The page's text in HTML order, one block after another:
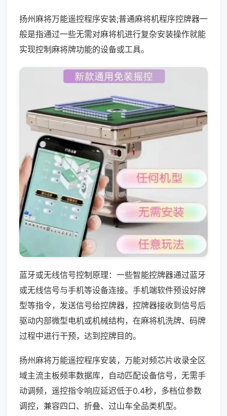
扬州麻将万能遥控程序安装;普通麻将机程序控牌器一
般是指通过一些无需对麻将机进行复杂安装操作就能
实现控制麻将牌功能的设备或工具。
蓝牙或无线信号控制原理：一些智能控牌器通过蓝牙
或无线信号与手机等设备连接。手机端软件预设好牌
型等指令，发送信号给控牌器，控牌器接收到信号后
驱动内部微型电机或机械结构，在麻将机洗牌、码牌
过程中进行干预，达到控牌目的。
扬州麻将万能遥控程序安装，万能对频芯片收录全区
域主流主板频率数据库，自动匹配设备信号，无需手
动调频，遥控指令响应延迟低于0.4秒，多档位参数
调控，兼容四口、折叠、过山车全品类机型。